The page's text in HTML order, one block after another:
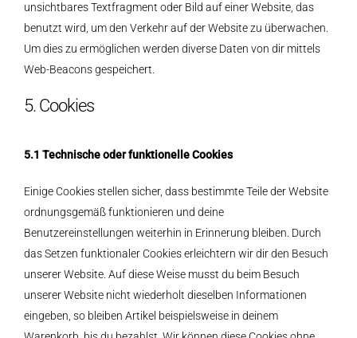
unsichtbares Textfragment oder Bild auf einer Website, das
benutzt wird, um den Verkehr auf der Website zu überwachen.
Um dies zu ermöglichen werden diverse Daten von dir mittels
Web-Beacons gespeichert.
5. Cookies
5.1 Technische oder funktionelle Cookies
Einige Cookies stellen sicher, dass bestimmte Teile der Website
ordnungsgemäß funktionieren und deine
Benutzereinstellungen weiterhin in Erinnerung bleiben. Durch
das Setzen funktionaler Cookies erleichtern wir dir den Besuch
unserer Website. Auf diese Weise musst du beim Besuch
unserer Website nicht wiederholt dieselben Informationen
eingeben, so bleiben Artikel beispielsweise in deinem